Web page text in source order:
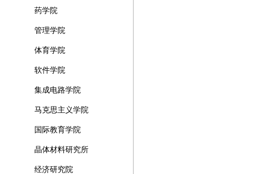
药学院
管理学院
体育学院
软件学院
集成电路学院
马克思主义学院
国际教育学院
晶体材料研究所
经济研究院